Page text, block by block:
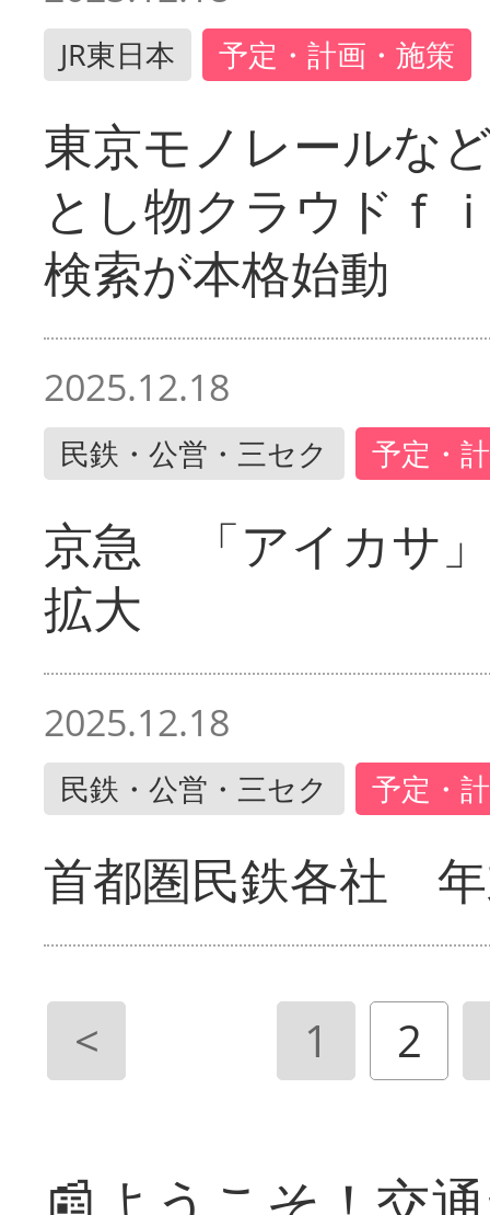
JR東日本 予定・計画・施策
東京モノレールな
とし物クラウドｆ
検索が本格始動
2025.12.18
民鉄・公営・三セク 予定・
京急 「アイカサ
拡大
2025.12.18
民鉄・公営・三セク 予定・
首都圏民鉄各社
< 1 2